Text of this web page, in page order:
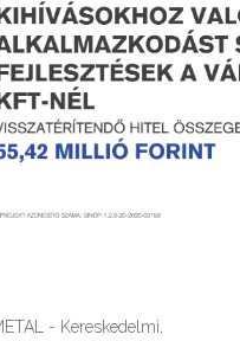
- Kereskedelmi,